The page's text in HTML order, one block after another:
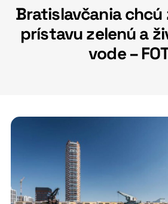
Bratislavčania chcú
prístavu zelenú a
vode –